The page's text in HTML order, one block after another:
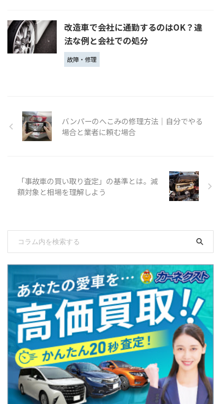
改造車で会社に通勤するのはOK？違
法な例と会社での処分
故障・修理
バンパーのへこみの修理方法｜自分でやる
場合と業者に頼む場合
「事故車の買い取り査定」の基準とは。減
額対象と相場を理解しよう